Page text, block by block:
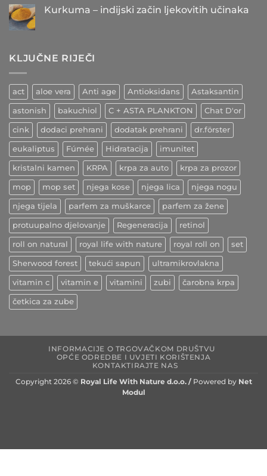
u
žila
u
službi
Kurkuma – indijski začin ljekovitih učinaka
–
indijski
učinaka
KLJUČNE RIJEČI
act aloe vera Anti age Antioksidans Astaksantin
astonish bakuchiol C + ASTA PLANKTON Chat D'or
cink dodaci prehrani dodatak prehrani dr.förster
eukaliptus Fúmée Hidratacija imunitet
kristalni kamen KRPA krpa za auto krpa za prozor
mop mop set njega kose njega lica njega nogu
njega tijela parfem za muškarce parfem za žene
protuupalno djelovanje Regeneracija retinol
roll on natural royal life with nature royal roll on set
Sherwood forest tekući sapun ultramikrovlakna
vitamin c vitamin e vitamini zubi čarobna krpa
četkica za zube
INFORMACIJE O TRGOVAČKOM DRUŠTVU
OPĆE ODREDBE I UVJETI KORIŠTENJA
KONTAKTIRAJTE NAS
Copyright 2026 © Royal Life With Nature d.o.o. / Powered by Net
Modul